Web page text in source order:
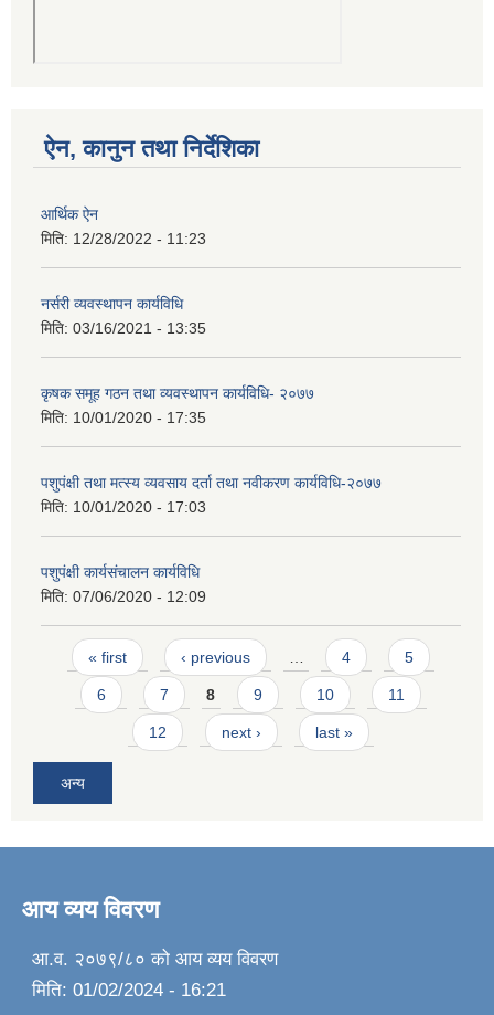
ऐन, कानुन तथा निर्देशिका
आर्थिक ऐन
मिति: 12/28/2022 - 11:23
नर्सरी व्यवस्थापन कार्यविधि
मिति: 03/16/2021 - 13:35
कृषक समूह गठन तथा व्यवस्थापन कार्यविधि- २०७७
मिति: 10/01/2020 - 17:35
पशुपंक्षी तथा मत्स्य व्यवसाय दर्ता तथा नवीकरण कार्यविधि-२०७७
मिति: 10/01/2020 - 17:03
पशुपंक्षी कार्यसंचालन कार्यविधि
मिति: 07/06/2020 - 12:09
Pages
« first ‹ previous 4 5
6 7 8 9 10 11
12 next › last »
अन्य
आय व्यय विवरण
आ.व. २०७९/८० को आय व्यय विवरण
मिति: 01/02/2024 - 16:21